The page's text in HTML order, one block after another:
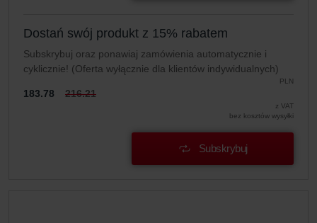
Dostań swój produkt z 15% rabatem
Subskrybuj oraz ponawiaj zamówienia automatycznie i
cyklicznie! (Oferta wyłącznie dla klientów indywidualnych)
PLN
183.78 216.21
z VAT
bez kosztów wysyłki
Subskrybuj